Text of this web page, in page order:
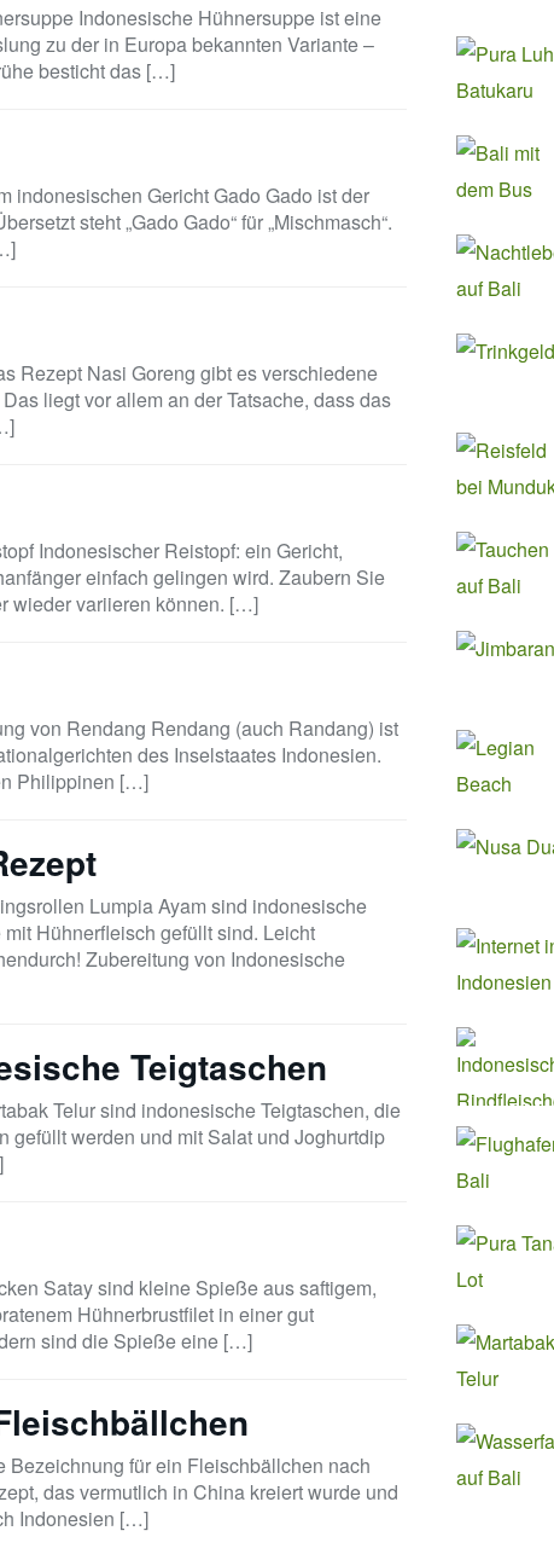
Indonesische Hühnersuppe ist eine
zu der in Europa bekannten Variante –
besticht das […]
indonesischen Gericht Gado Gado ist der
steht „Gado Gado“ für „Mischmasch“.
Rezept Nasi Goreng gibt es verschiedene
liegt vor allem an der Tatsache, dass das
Indonesischer Reistopf: ein Gericht,
einfach gelingen wird. Zaubern Sie
wieder variieren können. […]
von Rendang Rendang (auch Randang) ist
des Inselstaates Indonesien.
Philippinen […]
Lumpia Ayam sind indonesische
Hühnerfleisch gefüllt sind. Leicht
Zubereitung von Indonesische
Teigtaschen
Telur sind indonesische Teigtaschen, die
gefüllt werden und mit Salat und Joghurtdip
Satay sind kleine Spieße aus saftigem,
Hühnerbrustfilet in einer gut
sind die Spieße eine […]
Bezeichnung für ein Fleischbällchen nach
das vermutlich in China kreiert wurde und
Indonesien […]